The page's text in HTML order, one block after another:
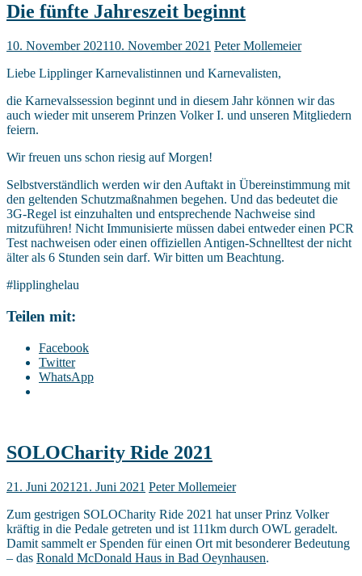
Die fünfte Jahreszeit beginnt
10. November 202110. November 2021 Peter Mollemeier
Liebe Lipplinger Karnevalistinnen und Karnevalisten,
die Karnevalssession beginnt und in diesem Jahr können wir das
auch wieder mit unserem Prinzen Volker I. und unseren Mitgliedern
feiern.
Wir freuen uns schon riesig auf Morgen!
Selbstverständlich werden wir den Auftakt in Übereinstimmung mit
den geltenden Schutzmaßnahmen begehen. Und das bedeutet die
3G-Regel ist einzuhalten und entsprechende Nachweise sind
mitzuführen! Nicht Immunisierte müssen dabei entweder einen PCR
Test nachweisen oder einen offiziellen Antigen-Schnelltest der nicht
älter als 6 Stunden sein darf. Wir bitten um Beachtung.
#lipplinghelau
Teilen mit:
Facebook
Twitter
WhatsApp
SOLOCharity Ride 2021
21. Juni 2021 21. Juni 2021 Peter Mollemeier
Zum gestrigen SOLOCharity Ride 2021 hat unser Prinz Volker
kräftig in die Pedale getreten und ist 111km durch OWL geradelt.
Damit sammelt er Spenden für einen Ort mit besonderer Bedeutung
– das Ronald McDonald Haus in Bad Oeynhausen.